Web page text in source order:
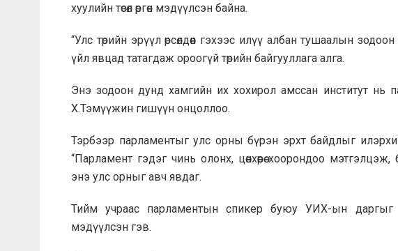
хуулийн төсөл өргөн мэдүүлсэн байна.
“Улс төрийн эрүүл өрсөлдөөн гэхээс илүү албан тушаалын
үйл явцад татагдаж ороогүй төрийн байгууллага алга.
Энэ зодоон дунд хамгийн их хохирол амссан институт нь
Х.Тэмүүжин гишүүн онцоллоо.
Тэрбээр парламентыг улс орны бүрэн эрхт байдлыг
“Парламент гэдэг чинь олонх, цөөнхөөрөө хоорондоо
энэ улс орныг авч явдаг.
Тийм учраас парламентын спикер буюу УИХ-ын даргыг
мэдүүлсэн гэв.